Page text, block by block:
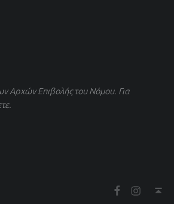
Αρχών Επιβολής του Νόμου. Για
Βρείτε μας στο Facebook
Βρείτε μας στο Instagram